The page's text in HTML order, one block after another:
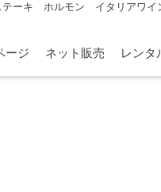
ーキ ホルモン イタリアワイ
ージ ネット販売 レンタ